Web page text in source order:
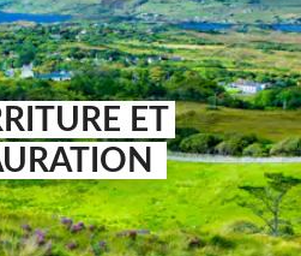
ET